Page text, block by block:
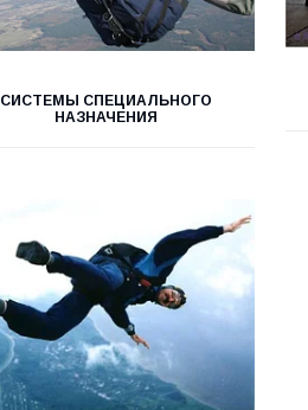
СИСТЕМЫ СПЕЦИАЛЬНОГО
НАЗНАЧЕНИЯ